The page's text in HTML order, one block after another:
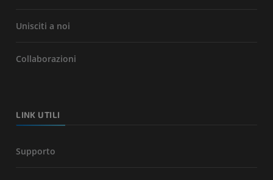
Unisciti a noi
Collaborazioni
LINK UTILI
Supporto